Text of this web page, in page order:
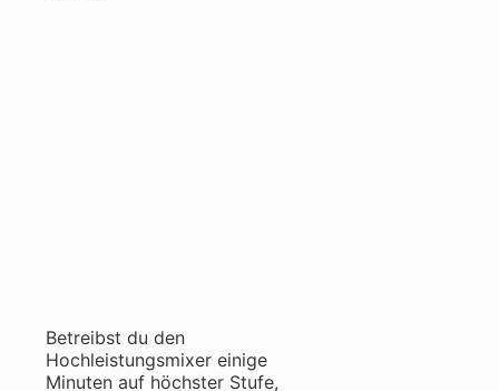
Betreibst du den
Hochleistungsmixer einige
Minuten auf höchster Stufe,